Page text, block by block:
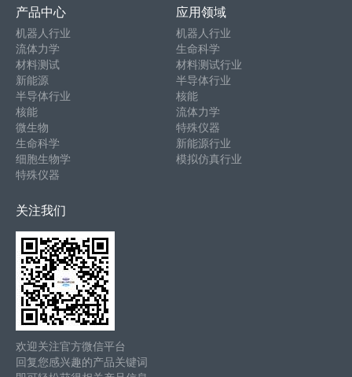
产品中心
机器人行业
流体力学
材料测试
新能源
半导体行业
核能
微生物
生命科学
细胞生物学
特殊仪器
应用领域
机器人行业
生命科学
材料测试行业
半导体行业
核能
流体力学
特殊仪器
新能源行业
模拟仿真行业
关注我们
欢迎关注官方微信平台
回复您感兴趣的产品关键词